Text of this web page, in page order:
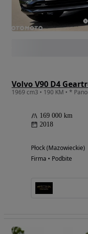
Volvo V90 D4
169 000 km
2018
Płock (Mazowieckie)
Firma • Podbite